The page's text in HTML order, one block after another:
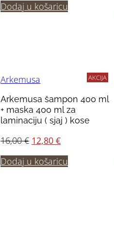
bila
je:
Dodaj u košaricu
AKCIJA
Arkemusa
Arkemusa šampon 400 ml
+ maska 400 ml za
laminaciju ( sjaj ) kose
16,00€ Izvorna
bila
12,80€Trenutna
je:
Dodaj u košaricu